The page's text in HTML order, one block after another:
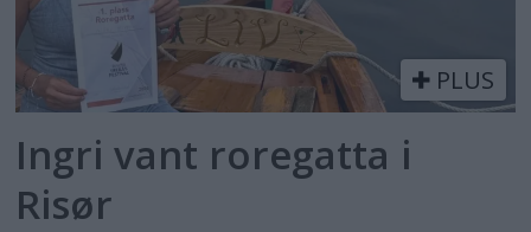
PLUS
Ingri vant roregatta i
Risør